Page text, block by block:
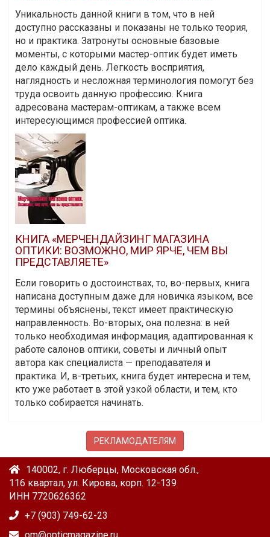
Уникальность данной книги в том, что в ней
доступно рассказаны и показаны не только теория,
но и практика. Затронуты основные базовые
моменты, с которыми мастер-оптик будет иметь
дело каждый день. Легкость восприятия,
наглядность и несложная терминология помогут без
труда освоить данную профессию. Книга
адресована мастерам-оптикам, а также всем
интересующимся профессией оптика.
КНИГА «МЕРЧЕНДАЙЗИНГ МАГАЗИНА
ОПТИКИ: ВОЗМОЖНО, МИР ЯРЧЕ, ЧЕМ ВЫ
ПРЕДСТАВЛЯЕТЕ»
Если говорить о достоинствах, то, во-первых, книга
написана доступным даже для новичка языком, все
термины объяснены, текст имеет практическую
направленность. Во-вторых, она полезна: в ней
только необходимая информация, адаптированная к
работе салонов оптики, советы и личный опыт
автора как специалиста — преподавателя и
практика. И, в-третьих, книга будет интересна и тем,
кто уже работает в этой узкой области, и тем, кто
только собирается начинать.
РЕКЛАМОДАТЕЛЯМ
140002, г. Люберцы, Московская обл.,
116 квартал, ул. Кирова, корп. 12-139
ИНН 7720626362
+7 (903) 749-62-23